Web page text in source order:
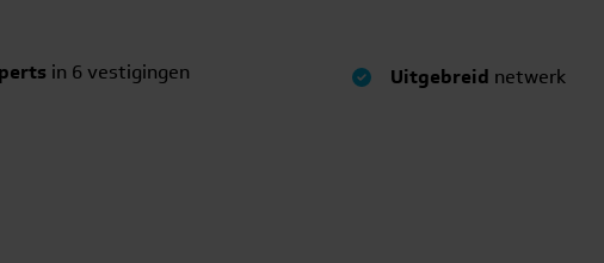
in 6 vestigingen Uitgebreid netwerk